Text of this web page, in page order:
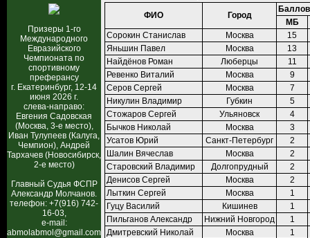
Призеры 1-го
Международного
Евразийского
Чемпионата по
спортивному
преферансу
г. Екатеринбург, 12-14
июня 2026 г.
слева-направо:
Евгения Садовская
(Москва, 3-е место),
Иван Тулупеев (Калуга,
Чемпион), Андрей
Тархачев (Новосибирск,
2-е место)
Главный Судья ФСПР
Александр Молчанов.
телефон: +7(916) 742-
16-03,
e-mail:
abmolabmol@gmail.com
ФИО Город
МБ
Сорокин Станислав
Москва
15
Яньшин Павел
Москва
13
Найдёнов Роман
Люберцы
11
Ревенко Виталий
Москва
9
Серов Сергей
Москва
7
Никулин Владимир
Губкин
5
Стожаров Сергей
Ульяновск
4
Бычков Николай
Москва
3
Усатов Юрий
Санкт-Петербург
2
Шалин Вячеслав
Москва
2
Старовский Владимир
Долгопрудный
2
Денисов Сергей
Москва
2
Лыткин Сергей
Москва
1
Гуцу Василий
Кишинев
1
Пильганов Александр
Нижний Новгород
1
Дмитревский Николай
Москва
1